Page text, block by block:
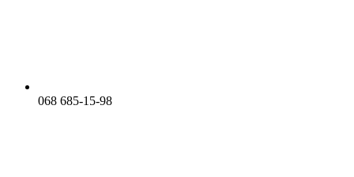
068 685-15-98